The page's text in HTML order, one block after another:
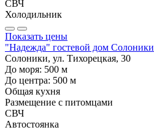
СВЧ
Холодильник
Показать цены
"Надежда" гостевой дом Солоники
Солоники, ул. Тихорецкая, 30
До моря: 500 м
До центра: 500 м
Общая кухня
Размещение с питомцами
СВЧ
Автостоянка